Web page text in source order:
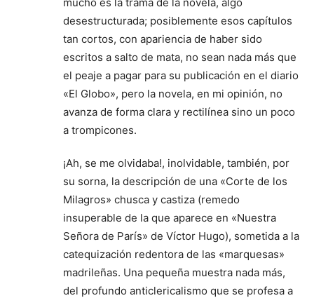
desestructurada; posiblemente esos capítulos
tan cortos, con apariencia de haber sido
escritos a salto de mata, no sean nada más que
el peaje a pagar para su publicación en el diario
«El Globo», pero la novela, en mi opinión, no
avanza de forma clara y rectilínea sino un poco
a trompicones.
¡Ah, se me olvidaba!, inolvidable, también, por
su sorna, la descripción de una «Corte de los
Milagros» chusca y castiza (remedo
insuperable de la que aparece en «Nuestra
Señora de París» de Víctor Hugo), sometida a la
catequización redentora de las «marquesas»
madrileñas. Una pequeña muestra nada más,
del profundo anticlericalismo que se profesa a